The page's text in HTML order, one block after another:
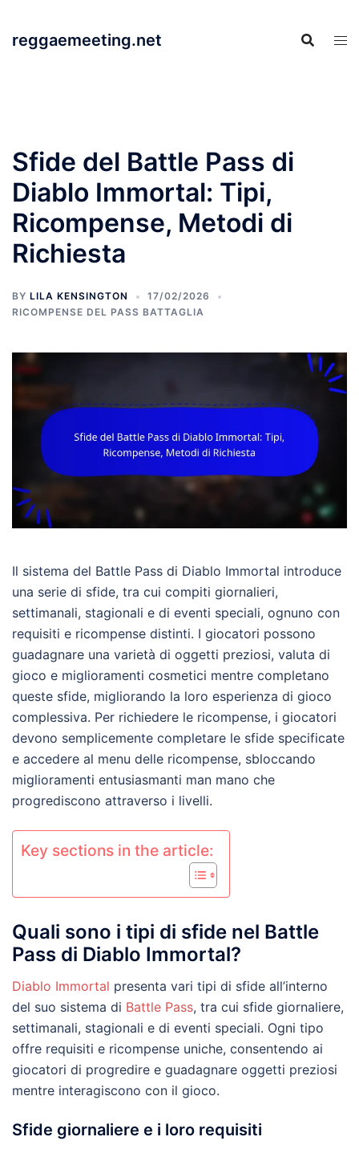
content
reggaemeeting.net
Sfide del Battle Pass di
Diablo Immortal: Tipi,
Ricompense, Metodi di
Richiesta
BY LILA KENSINGTON
17/02/2026
RICOMPENSE DEL PASS BATTAGLIA
Il sistema del Battle Pass di Diablo Immortal introduce
una serie di sfide, tra cui compiti giornalieri,
settimanali, stagionali e di eventi speciali, ognuno con
requisiti e ricompense distinti. I giocatori possono
guadagnare una varietà di oggetti preziosi, valuta di
gioco e miglioramenti cosmetici mentre completano
queste sfide, migliorando la loro esperienza di gioco
complessiva. Per richiedere le ricompense, i giocatori
devono semplicemente completare le sfide specificate
e accedere al menu delle ricompense, sbloccando
miglioramenti entusiasmanti man mano che
progrediscono attraverso i livelli.
Key sections in the article:
Quali sono i tipi di sfide nel Battle
Pass di Diablo Immortal?
Diablo Immortal presenta vari tipi di sfide all’interno
del suo sistema di Battle Pass, tra cui sfide giornaliere,
settimanali, stagionali e di eventi speciali. Ogni tipo
offre requisiti e ricompense uniche, consentendo ai
giocatori di progredire e guadagnare oggetti preziosi
mentre interagiscono con il gioco.
Sfide giornaliere e i loro requisiti